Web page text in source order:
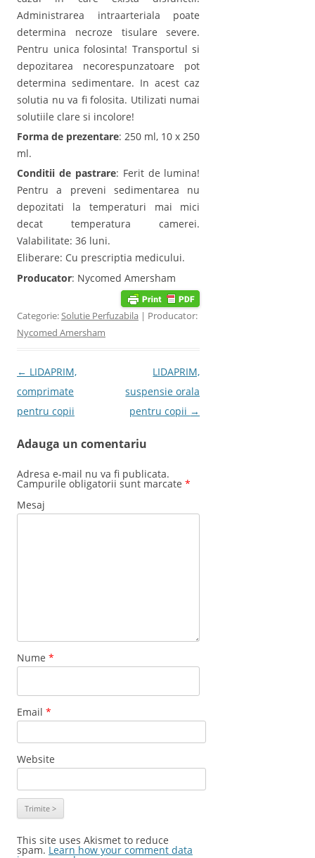
Administrarea intraarteriala poate
determina necroze tisulare severe.
Pentru unica folosinta! Transportul si
depozitarea necorespunzatoare pot
determina sedimentare. In acest caz
solutia nu va fi folosita. Utilizati numai
solutiile clare si incolore!
Forma de prezentare: 250 ml, 10 x 250
ml.
Conditii de pastrare: Ferit de lumina!
Pentru a preveni sedimentarea nu
depozitati la temperaturi mai mici
decat temperatura camerei.
Valabilitate: 36 luni.
Eliberare: Cu prescriptia medicului.
Producator: Nycomed Amersham
Categorie:Solutie Perfuzabila | Producator:
Nycomed Amersham
Post navigation
← LIDAPRIM,
comprimate
pentru copii
LIDAPRIM,
suspensie orala
pentru copii →
Adauga un comentariu
Adresa e-mail nu va fi publicata.
Campurile obligatorii sunt marcate *
Mesaj
Nume *
Email *
Website
This site uses Akismet to reduce
spam. Learn how your comment data